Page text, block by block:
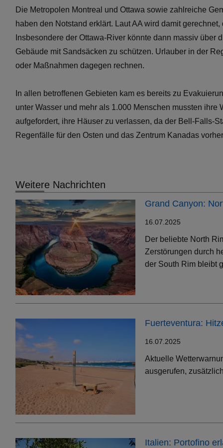
Die Metropolen Montreal und Ottawa sowie zahlreiche
haben den Notstand erklärt. Laut AA wird damit
Insbesondere der Ottawa-River könnte dann massiv
Gebäude mit Sandsäcken zu schützen. Urlauber in der
oder Maßnahmen dagegen rechnen.
In allen betroffenen Gebieten kam es bereits zu
unter Wasser und mehr als 1.000 Menschen mussten
aufgefordert, ihre Häuser zu verlassen, da der Bell-Falls-
Regenfälle für den Osten und das Zentrum Kanadas
Weitere Nachrichten
Grand Canyon:
16.07.2025
Der beliebte North
Zerstörungen durch
der South Rim bleibt
Fuerteventura:
16.07.2025
Aktuelle
ausgerufen,
Italien: Portofino